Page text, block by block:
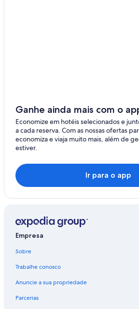
Ganhe ainda mais com o
Economize em hotéis selecionados e
a cada reserva. Com as nossas ofertas
economiza e viaja muito mais, além de
estiver.
Ir para o app
Empresa
Sobre
Trabalhe conosco
Anuncie a sua propriedade
Parcerias